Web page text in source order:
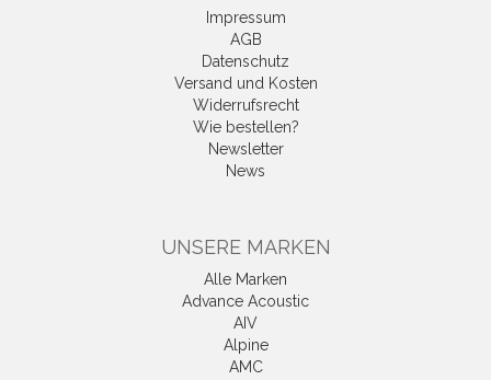
Impressum
AGB
Datenschutz
Versand und Kosten
Widerrufsrecht
Wie bestellen?
Newsletter
News
UNSERE MARKEN
Alle Marken
Advance Acoustic
AIV
Alpine
AMC